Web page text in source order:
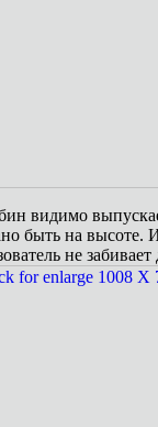
видимо
быть на высоте.
не